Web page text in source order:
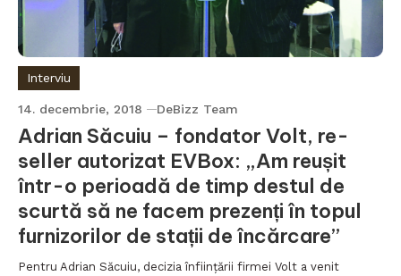
Interviu
14. decembrie, 2018 DeBizz Team
Adrian Săcuiu – fondator Volt, re-
seller autorizat EVBox: „Am reușit
într-o perioadă de timp destul de
scurtă să ne facem prezenți în topul
furnizorilor de stații de încărcare”
Pentru Adrian Săcuiu, decizia înființării firmei Volt a venit